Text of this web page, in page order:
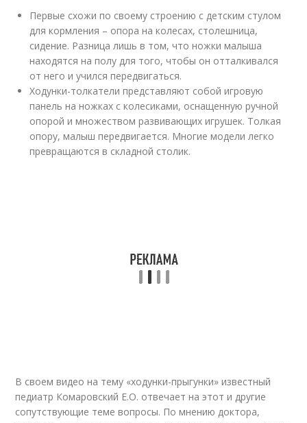
Первые схожи по своему строению с детским стулом
для кормления – опора на колесах, столешница,
сидение. Разница лишь в том, что ножки малыша
находятся на полу для того, чтобы он отталкивался
от него и учился передвигаться.
Ходунки-толкатели представляют собой игровую
панель на ножках с колесиками, оснащенную ручной
опорой и множеством развивающих игрушек. Толкая
опору, малыш передвигается. Многие модели легко
превращаются в складной столик.
В своемвидео на тему «ходунки-прыгунки» известный
педиатр Комаровский Е.О. отвечает на этот и другие
сопутствующие теме вопросы. По мнению доктора,